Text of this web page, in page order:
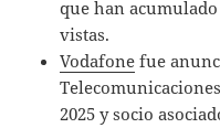
que han
vistas.
Vodafone fue
2025 y socio